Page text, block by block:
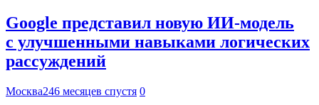
Google представил новую ИИ-модель
с улучшенными навыками логических
рассуждений
Москва246 месяцев спустя 0